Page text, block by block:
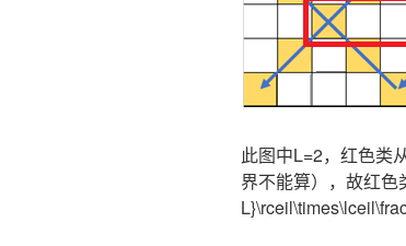
此图中L=2，红色类
界不能算），故红色